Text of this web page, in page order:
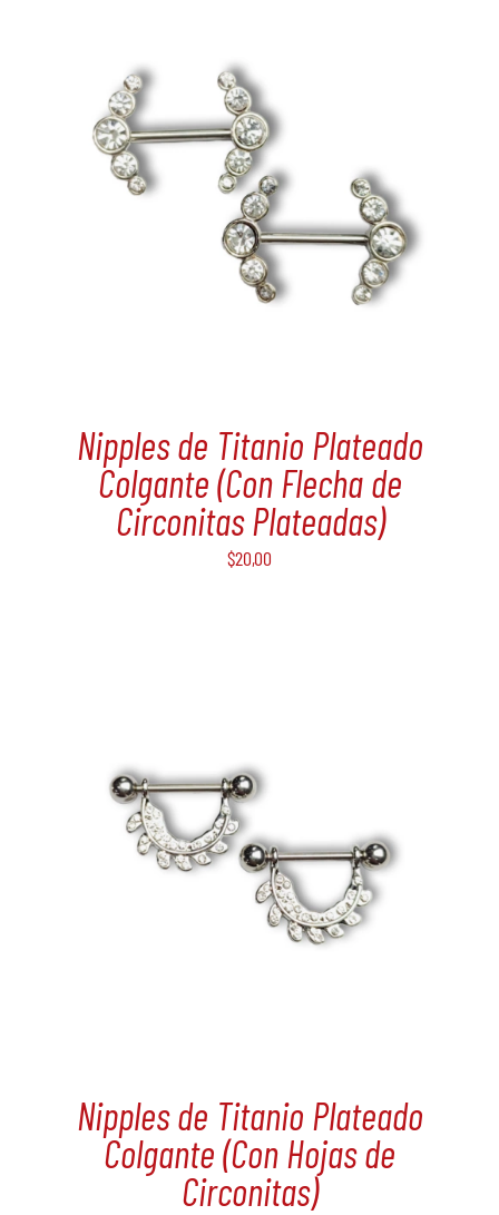
Nipples de Titanio Plateado
Colgante (Con Flecha de
Circonitas Plateadas)
$20,00
Nipples de Titanio Plateado
Colgante (Con Hojas de
Circonitas)